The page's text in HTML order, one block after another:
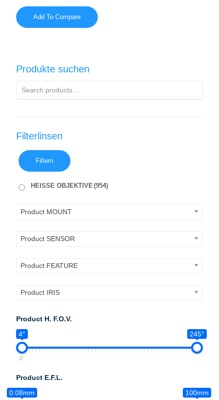
Add To Compare
Produkte suchen
Filterlinsen
Filtern
HEISSE OBJEKTIVE (954)
Product MOUNT
Product SENSOR
Product FEATURE
Product IRIS
Product H. F.O.V.
4°
245°
4°
Product E.F.L.
0.08mm
100mm